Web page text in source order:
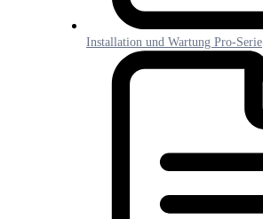
Installation und Wartung Pro-Serie